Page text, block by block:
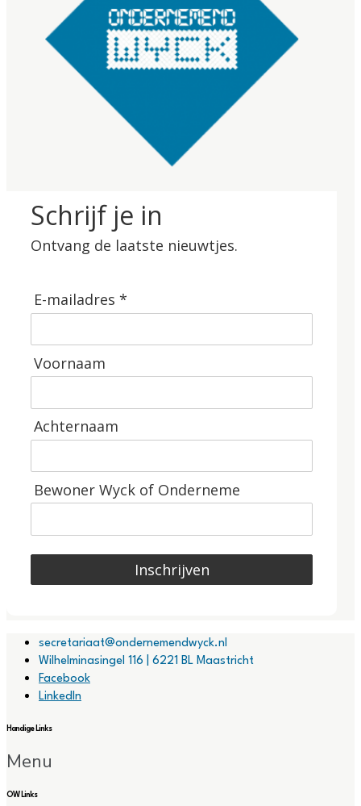
Schrijf je in
Ontvang de laatste nieuwtjes.
E-mailadres *
Voornaam
Achternaam
Bewoner Wyck of Onderneme
Inschrijven
secretariaat@ondernemendwyck.nl
Wilhelminasingel 116 | 6221 BL Maastricht
Facebook
LinkedIn
Handige Links
Menu
OW Links